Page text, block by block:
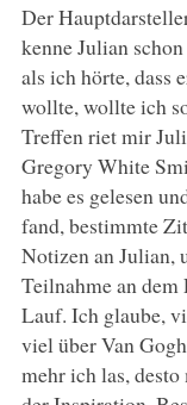
Der
kenne Julian
als ich hörte, dass
wollte, wollte ich
Treffen riet mir
Gregory White
habe es gelesen
fand, bestimmte
Notizen an Julian,
Teilnahme an dem
Lauf. Ich glaube,
viel über Van
mehr ich las,